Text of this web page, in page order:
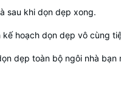
sau khi dọn dẹp xong.
hoạch dọn dẹp vô cùng
dẹp toàn bộ ngôi nhà